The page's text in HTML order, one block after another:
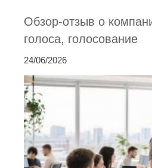
Обзор-отзыв о
голоса, голосование
24/06/2026